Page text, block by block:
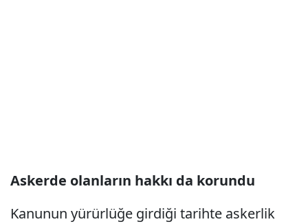
Askerde olanların hakkı da korundu
Kanunun yürürlüğe girdiği tarihte askerlik